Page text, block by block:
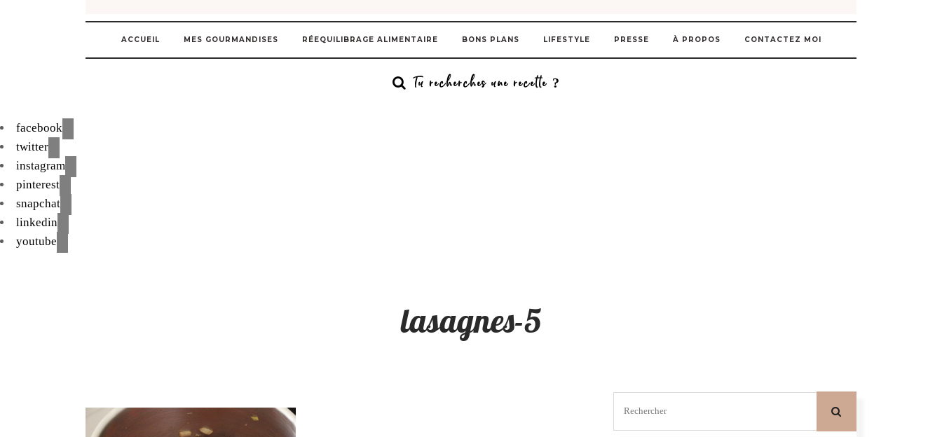
ACCUEIL MES GOURMANDISES RÉEQUILIBRAGE ALIMENTAIRE BONS PLANS LIFESTYLE PRESSE À PROPOS CONTACTEZ MOI
facebook
twitter
instagram
pinterest
snapchat
linkedin
youtube
lasagnes-5